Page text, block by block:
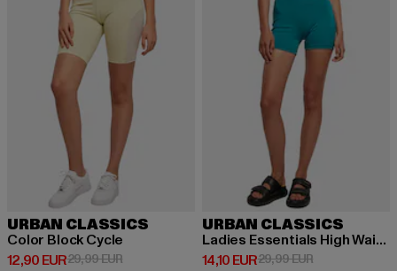
URBAN CLASSICS
Color Block Cycle
12,90 EUR
Derzeitiger Preis: 12,90 EUR
29,99 EURAktionspreis: 29,99 EUR
URBAN CLASSICS
Ladies Essentials High Waist Cycle Hot
14,10 EUR
Derzeitiger Preis: 14,10 EUR
29,99 EURAktionspreis: